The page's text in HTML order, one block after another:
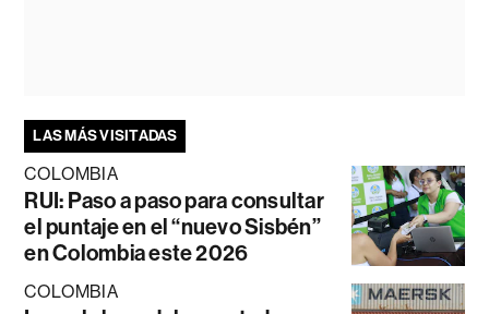
LAS MÁS VISITADAS
COLOMBIA
RUI: Paso a paso para consultar
el puntaje en el “nuevo Sisbén”
en Colombia este 2026
COLOMBIA